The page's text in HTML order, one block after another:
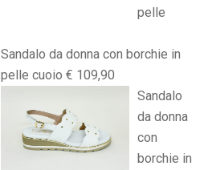
pelle
Sandalo da donna con borchie in
pelle cuoio € 109,90
Sandalo
da donna
con
borchie in